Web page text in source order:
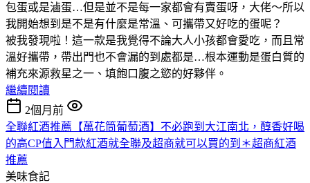
包蛋或是滷蛋…但是並不是每一家都會有賣蛋呀，大佬～所以
我開始想到是不是有什麼是常溫、可攜帶又好吃的蛋呢？
被我發現啦！這一款是我覺得不論大人小孩都會愛吃，而且常
溫好攜帶，帶出門也不會漏的到處都是…根本運動是蛋白質的
補充來源救星之一、填飽口腹之慾的好夥伴。
繼續閱讀
2個月前
全聯紅酒推薦【萬花筒葡萄酒】不必跑到大江南北，醇香好喝
的高CP值入門款紅酒就全聯及超商就可以買的到＊超商紅酒
推薦
美味食記